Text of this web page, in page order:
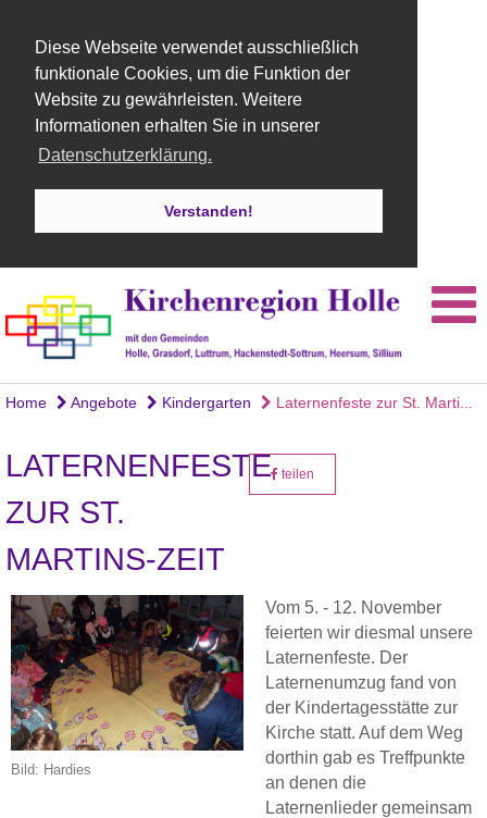
Diese Webseite verwendet ausschließlich
funktionale Cookies, um die Funktion der
Website zu gewährleisten. Weitere
Informationen erhalten Sie in unserer
Datenschutzerklärung.
Verstanden!
Home Angebote Kindergarten Laternenfeste zur St. Marti...
LATERNENFESTE
ZUR ST.
MARTINS-ZEIT
teilen
Bild: Hardies
Vom 5. - 12. November
feierten wir diesmal unsere
Laternenfeste. Der
Laternenumzug fand von
der Kindertagesstätte zur
Kirche statt. Auf dem Weg
dorthin gab es Treffpunkte
an denen die
Laternenlieder gemeinsam